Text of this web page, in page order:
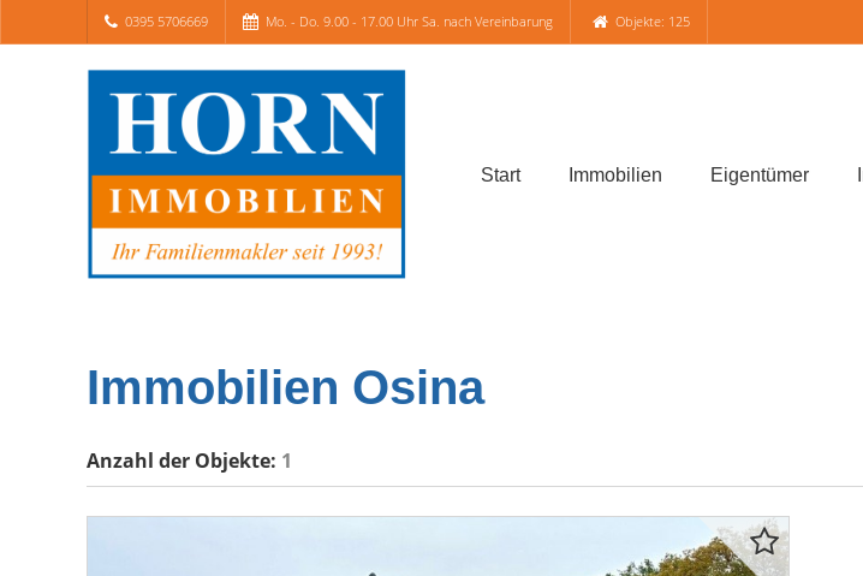
0395 5706669 Mo. - Do. 9.00 - 17.00 Uhr Sa. nach Vereinbarung Objekte: 125
Start Immobilien Eigentümer
Immobilien Osina
Anzahl der Objekte: 1